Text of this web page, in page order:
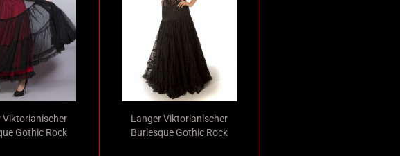
Viktorianischer
Gothic Rock
Langer Viktorianischer
Burlesque Gothic Rock